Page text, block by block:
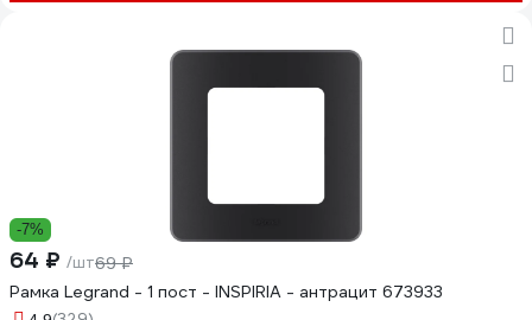
-7%
64 ₽ /шт69 ₽
Рамка Legrand - 1 пост - INSPIRIA - антрацит 673933